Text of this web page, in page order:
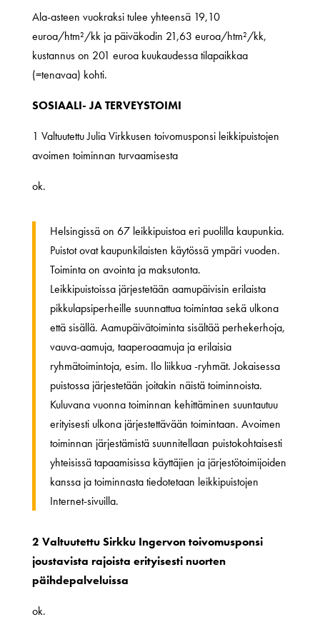
Ala-asteen vuokraksi tulee yhteensä 19,10
euroa/htm²/kk ja päiväkodin 21,63 euroa/htm²/kk,
kustannus on 201 euroa kuukaudessa tilapaikkaa
(=tenavaa) kohti.
SOSIAALI- JA TERVEYSTOIMI
1 Valtuutettu Julia Virkkusen toivomusponsi leikkipuistojen
avoimen toiminnan turvaamisesta
ok.
Helsingissä on 67 leikkipuistoa eri puolilla kaupunkia.
Puistot ovat kaupunkilaisten käytössä ympäri vuoden.
Toiminta on avointa ja maksutonta.
Leikkipuistoissa järjestetään aamupäivisin erilaista
pikkulapsiperheille suunnattua toimintaa sekä ulkona
että sisällä. Aamupäivätoiminta sisältää perhekerhoja,
vauva-aamuja, taaperoaamuja ja erilaisia
ryhmätoimintoja, esim. Ilo liikkua -ryhmät. Jokaisessa
puistossa järjestetään joitakin näistä toiminnoista.
Kuluvana vuonna toiminnan kehittäminen suuntautuu
erityisesti ulkona järjestettävään toimintaan. Avoimen
toiminnan järjestämistä suunnitellaan puistokohtaisesti
yhteisissä tapaamisissa käyttäjien ja järjestötoimijoiden
kanssa ja toiminnasta tiedotetaan leikkipuistojen
Internet-sivuilla.
2 Valtuutettu Sirkku Ingervon toivomusponsi
joustavista rajoista erityisesti nuorten
päihdepalveluissa
ok.